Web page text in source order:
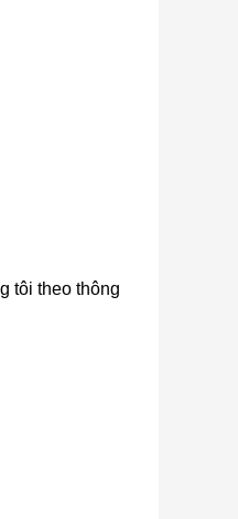
tôi theo thông